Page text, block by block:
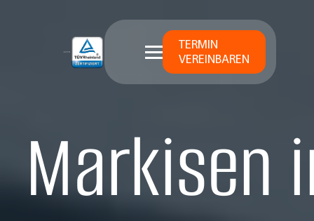
TERMIN
VEREINBAREN
Markisen